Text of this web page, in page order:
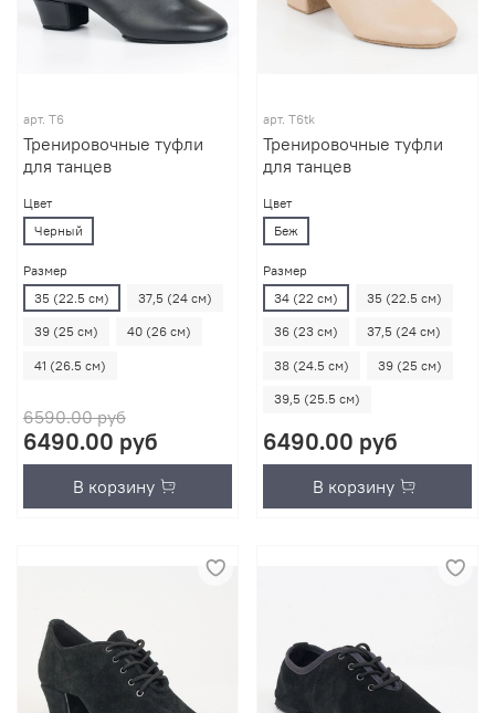
арт. T6
Тренировочные туфли
для танцев
Цвет
Черный
Размер
35 (22.5 см)
37,5 (24 см)
39 (25 см) 40 (26 см)
41 (26.5 см)
6590.00 руб
6490.00 руб
В корзину
арт. T6tk
Тренировочные туфли
для танцев
Цвет
Беж
Размер
34 (22 см)
35 (22.5 см)
36 (23 см) 37,5 (24 см)
38 (24.5 см) 39 (25 см)
39,5 (25.5 см)
6490.00 руб
В корзину